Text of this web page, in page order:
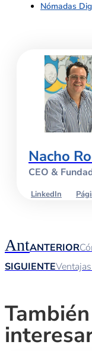
Nómadas
Nacho
CEO &
LinkedIn
AntANTERIOR
SIGUIENTE